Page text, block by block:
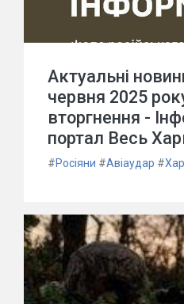
Актуальні
червня 2025
вторгнення -
портал Весь
#Росіяни #Авіаудар #